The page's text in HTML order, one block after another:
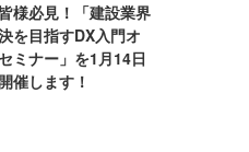
様必見！「建設業界
を目指すDX入門オ
ミナー」を1月14日
催します！